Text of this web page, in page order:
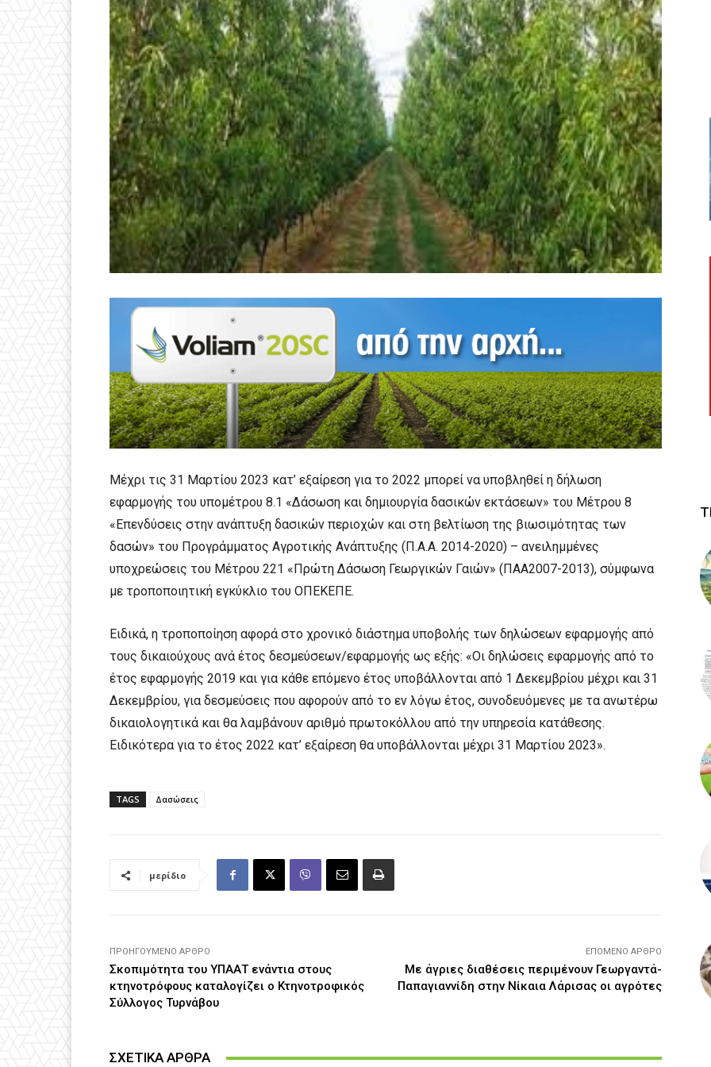
Μέχρι τις 31 Μαρτίου 2023 κατ’ εξαίρεση για το 2022 μπορεί να υποβληθεί η δήλωση
εφαρμογής του υπομέτρου 8.1 «Δάσωση και δημιουργία δασικών εκτάσεων» του Μέτρου 8
«Επενδύσεις στην ανάπτυξη δασικών περιοχών και στη βελτίωση της βιωσιμότητας των
δασών» του Προγράμματος Αγροτικής Ανάπτυξης (Π.Α.Α. 2014-2020) – ανειλημμένες
υποχρεώσεις του Μέτρου 221 «Πρώτη Δάσωση Γεωργικών Γαιών» (ΠΑΑ2007-2013), σύμφωνα
με τροποποιητική εγκύκλιο του ΟΠΕΚΕΠΕ.
Ειδικά, η τροποποίηση αφορά στο χρονικό διάστημα υποβολής των δηλώσεων εφαρμογής από
τους δικαιούχους ανά έτος δεσμεύσεων/εφαρμογής ως εξής: «Οι δηλώσεις εφαρμογής από το
έτος εφαρμογής 2019 και για κάθε επόμενο έτος υποβάλλονται από 1 Δεκεμβρίου μέχρι και 31
Δεκεμβρίου, για δεσμεύσεις που αφορούν από το εν λόγω έτος, συνοδευόμενες με τα ανωτέρω
δικαιολογητικά και θα λαμβάνουν αριθμό πρωτοκόλλου από την υπηρεσία κατάθεσης.
Ειδικότερα για το έτος 2022 κατ’ εξαίρεση θα υποβάλλονται μέχρι 31 Μαρτίου 2023».
TAGS Δασώσεις
μερίδιο
ΠΡΟΗΓΟΎΜΕΝΟ ΆΡΘΡΟ
Σκοπιμότητα του ΥΠΑΑΤ ενάντια στους
κτηνοτρόφους καταλογίζει ο Κτηνοτροφικός
Σύλλογος Τυρνάβου
ΕΠΌΜΕΝΟ ΆΡΘΡΟ
Με άγριες διαθέσεις περιμένουν Γεωργαντά-
Παπαγιαννίδη στην Νίκαια Λάρισας οι αγρότες
ΣΧΕΤΙΚΑ ΑΡΘΡΑ